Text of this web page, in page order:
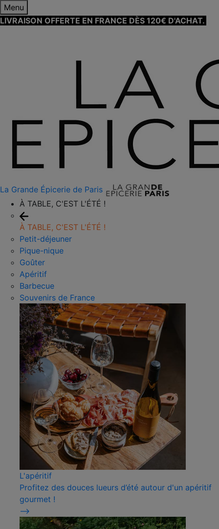
Menu
LIVRAISON OFFERTE EN FRANCE DÈS 120€ D'ACHAT.
La Grande Épicerie de Paris
À TABLE, C'EST L'ÉTÉ !
À TABLE, C'EST L'ÉTÉ !
Petit-déjeuner
Pique-nique
Goûter
Apéritif
Barbecue
Souvenirs de France
L'apéritif
Profitez des douces lueurs d’été autour d'un apéritif
gourmet !
⟶